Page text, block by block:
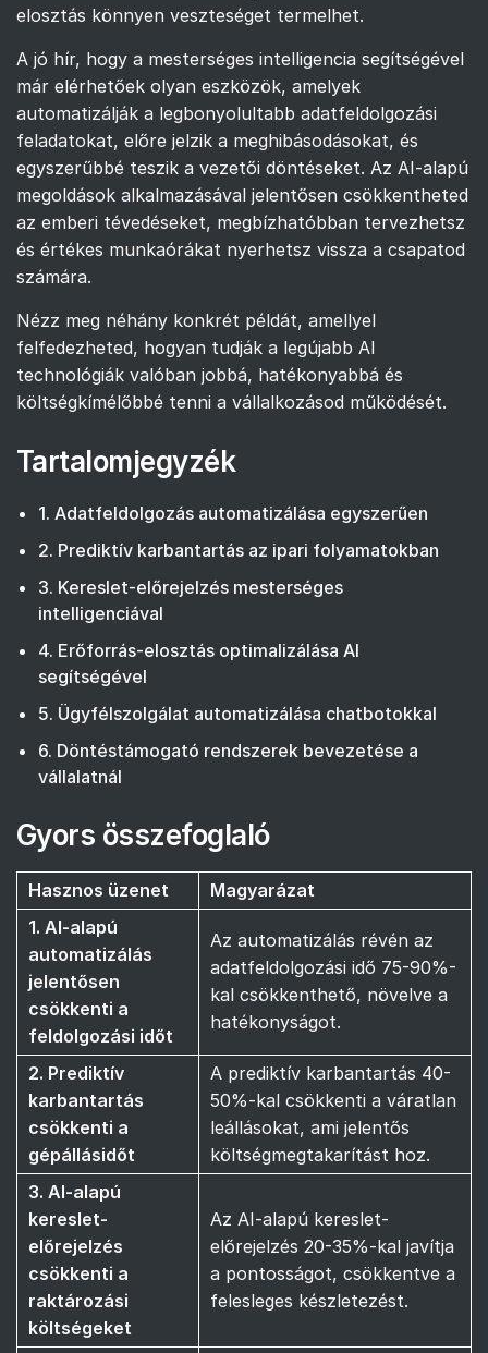
elosztás könnyen veszteséget termelhet.
A jó hír, hogy a mesterséges intelligencia segítségével
már elérhetőek olyan eszközök, amelyek
automatizálják a legbonyolultabb adatfeldolgozási
feladatokat, előre jelzik a meghibásodásokat, és
egyszerűbbé teszik a vezetői döntéseket. Az AI-alapú
megoldások alkalmazásával jelentősen csökkentheted
az emberi tévedéseket, megbízhatóbban tervezhetsz
és értékes munkaórákat nyerhetsz vissza a csapatod
számára.
Nézz meg néhány konkrét példát, amellyel
felfedezheted, hogyan tudják a legújabb AI
technológiák valóban jobbá, hatékonyabbá és
költségkímélőbbé tenni a vállalkozásod működését.
Tartalomjegyzék
1. Adatfeldolgozás automatizálása egyszerűen
2. Prediktív karbantartás az ipari folyamatokban
3. Kereslet-előrejelzés mesterséges
intelligenciával
4. Erőforrás-elosztás optimalizálása AI
segítségével
5. Ügyfélszolgálat automatizálása chatbotokkal
6. Döntéstámogató rendszerek bevezetése a
vállalatnál
Gyors összefoglaló
Hasznos üzenet
Magyarázat
1. AI-alapú
automatizálás
jelentősen
csökkenti a
feldolgozási időt
Az automatizálás révén az
adatfeldolgozási idő 75-90%-
kal csökkenthető, növelve a
hatékonyságot.
2. Prediktív
karbantartás
csökkenti a
gépállásidőt
A prediktív karbantartás 40-
50%-kal csökkenti a váratlan
leállásokat, ami jelentős
költségmegtakarítást hoz.
3. AI-alapú
kereslet-
előrejelzés
csökkenti a
raktározási
költségeket
Az AI-alapú kereslet-
előrejelzés 20-35%-kal javítja
a pontosságot, csökkentve a
felesleges készletezést.